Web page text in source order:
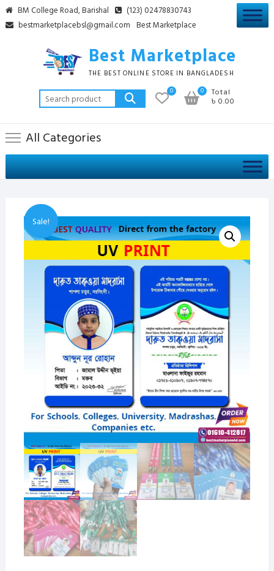
Skip
to
BM College Road, Barishal
(123) 02478830743
bestmarketplacebsl@gmail.com Best Marketplace
Best Marketplace
THE BEST ONLINE STORE IN BANGLADESH
Search
for:
0 Total
৳ 0.00
0
All Categories
Sale!